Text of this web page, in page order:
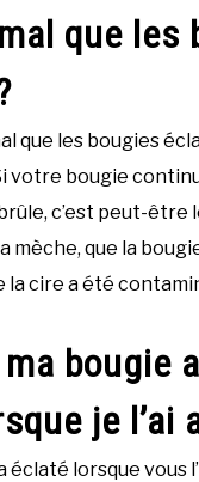
que les
que les bougies
votre bougie
c’est peut-être
mèche, que la
la cire a été
bougie
je l’ai
éclaté lorsque vous